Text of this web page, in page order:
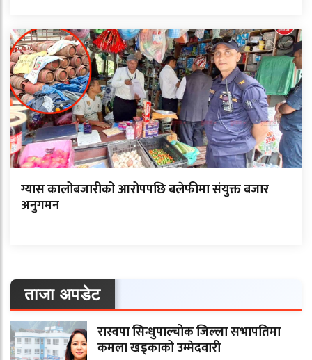
ग्यास कालोबजारीको आरोपपछि बलेफीमा संयुक्त बजार
अनुगमन
ताजा अपडेट
रास्वपा सिन्धुपाल्चोक जिल्ला सभापतिमा
कमला खड्काको उम्मेदवारी